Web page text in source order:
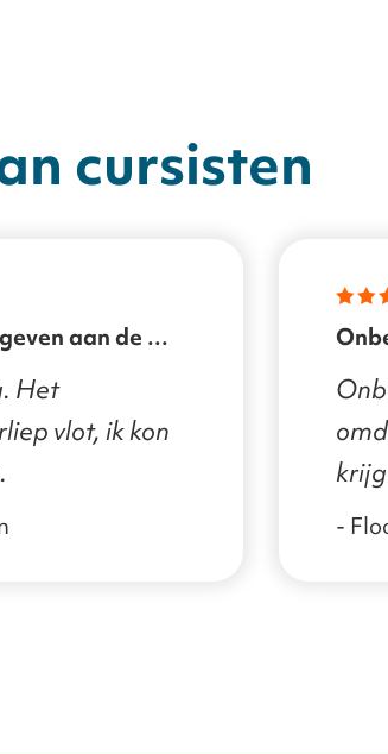
cursisten
Het
vlot, ik kon
-